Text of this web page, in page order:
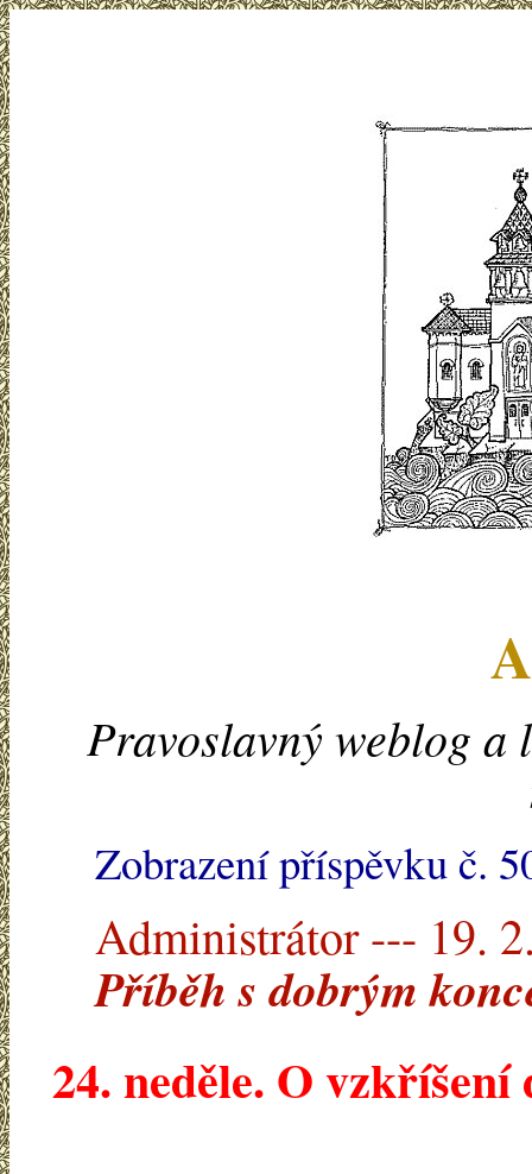
Pravoslavný weblog a
Zobrazení příspěvku č.
Administrátor --- 19.
Příběh s dobrým
24. neděle. O